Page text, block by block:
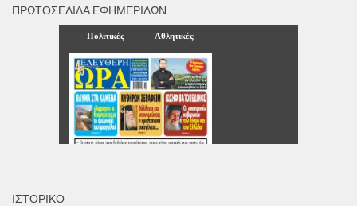
ΠΡΩΤΟΣΈΛΙΔΑ ΕΦΗΜΕΡΊΔΩΝ
ΙΣΤΟΡΙΚΌ